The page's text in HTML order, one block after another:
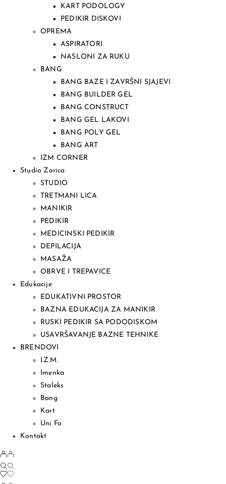
KART PODOLOGY
PEDIKIR DISKOVI
OPREMA
ASPIRATORI
NASLONI ZA RUKU
BANG
BANG BAZE I ZAVRŠNI SJAJEVI
BANG BUILDER GEL
BANG CONSTRUCT
BANG GEL LAKOVI
BANG POLY GEL
BANG ART
IZM CORNER
Studio Zorica
STUDIO
TRETMANI LICA
MANIKIR
PEDIKIR
MEDICINSKI PEDIKIR
DEPILACIJA
MASAŽA
OBRVE I TREPAVICE
Edukacije
EDUKATIVNI PROSTOR
BAZNA EDUKACIJA ZA MANIKIR
RUSKI PEDIKIR SA PODODISKOM
USAVRŠAVANJE BAZNE TEHNIKE
BRENDOVI
I.Z.M.
Imenka
Staleks
Bang
Kart
Uni Fo
Kontakt